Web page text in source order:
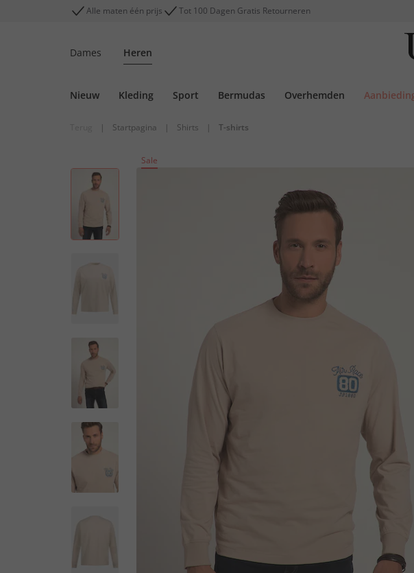
Alle maten één prijs Tot 100 Dagen Gratis Retourneren
Dames Heren
Nieuw Kleding Sport Bermudas Overhemden
| Startpagina | Shirts | T-shirts
Sale